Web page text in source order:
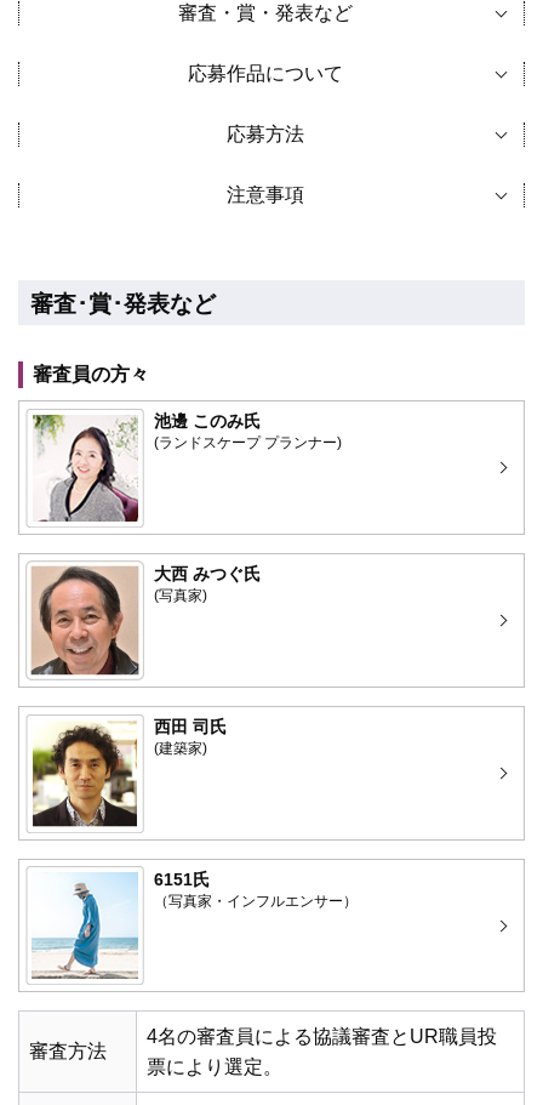
審査・賞・発表など
応募作品について
応募方法
注意事項
審査･賞･発表など
審査員の方々
池邊 このみ氏
(ランドスケープ プランナー)
大西 みつぐ氏
(写真家)
西田 司氏
(建築家)
6151氏
（写真家・インフルエンサー）
審査方法
4名の審査員による協議審査とUR職員投
票により選定。